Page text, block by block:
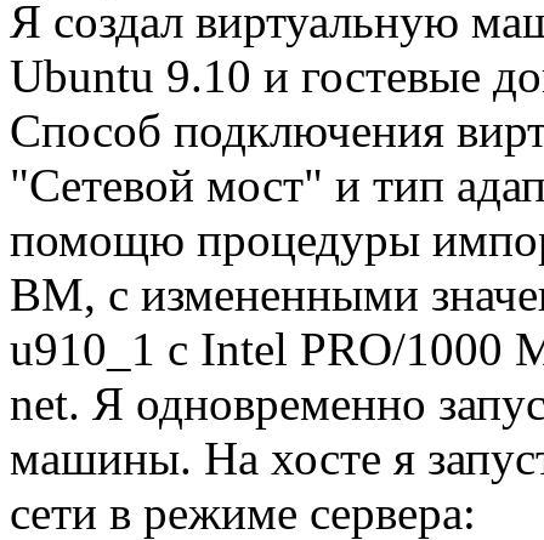
Я создал виртуальную
Ubuntu 9.10 и гостевые
Способ подключения
"Сетевой мост" и тип
помощю процедуры
ВМ, с измененными
u910_1 с Intel PRO/1000
net. Я одновременно
машины. На хосте я
сети в режиме сервера: